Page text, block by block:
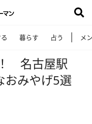
暮らす 占う メ
名古屋駅
おみやげ5選